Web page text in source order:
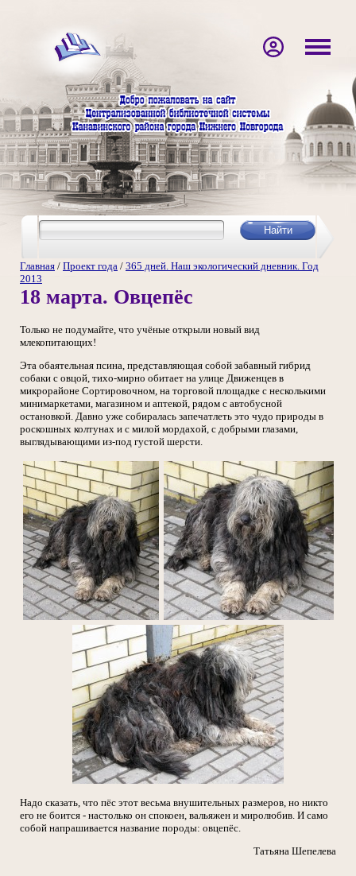
Главная / Проект года / 365 дней. Наш экологический дневник. Год
2013
18 марта. Овцепёс
Только не подумайте, что учёные открыли новый вид
млекопитающих!
Эта обаятельная псина, представляющая собой забавный гибрид
собаки с овцой, тихо-мирно обитает на улице Движенцев в
микрорайоне Сортировочном, на торговой площадке с несколькими
минимаркетами, магазином и аптекой, рядом с автобусной
остановкой. Давно уже собиралась запечатлеть это чудо природы в
роскошных колтунах и с милой мордахой, с добрыми глазами,
выглядывающими из-под густой шерсти.
Надо сказать, что пёс этот весьма внушительных размеров, но никто
его не боится - настолько он спокоен, вальяжен и миролюбив. И само
собой напрашивается название породы: овцепёс.
Татьяна Шепелева